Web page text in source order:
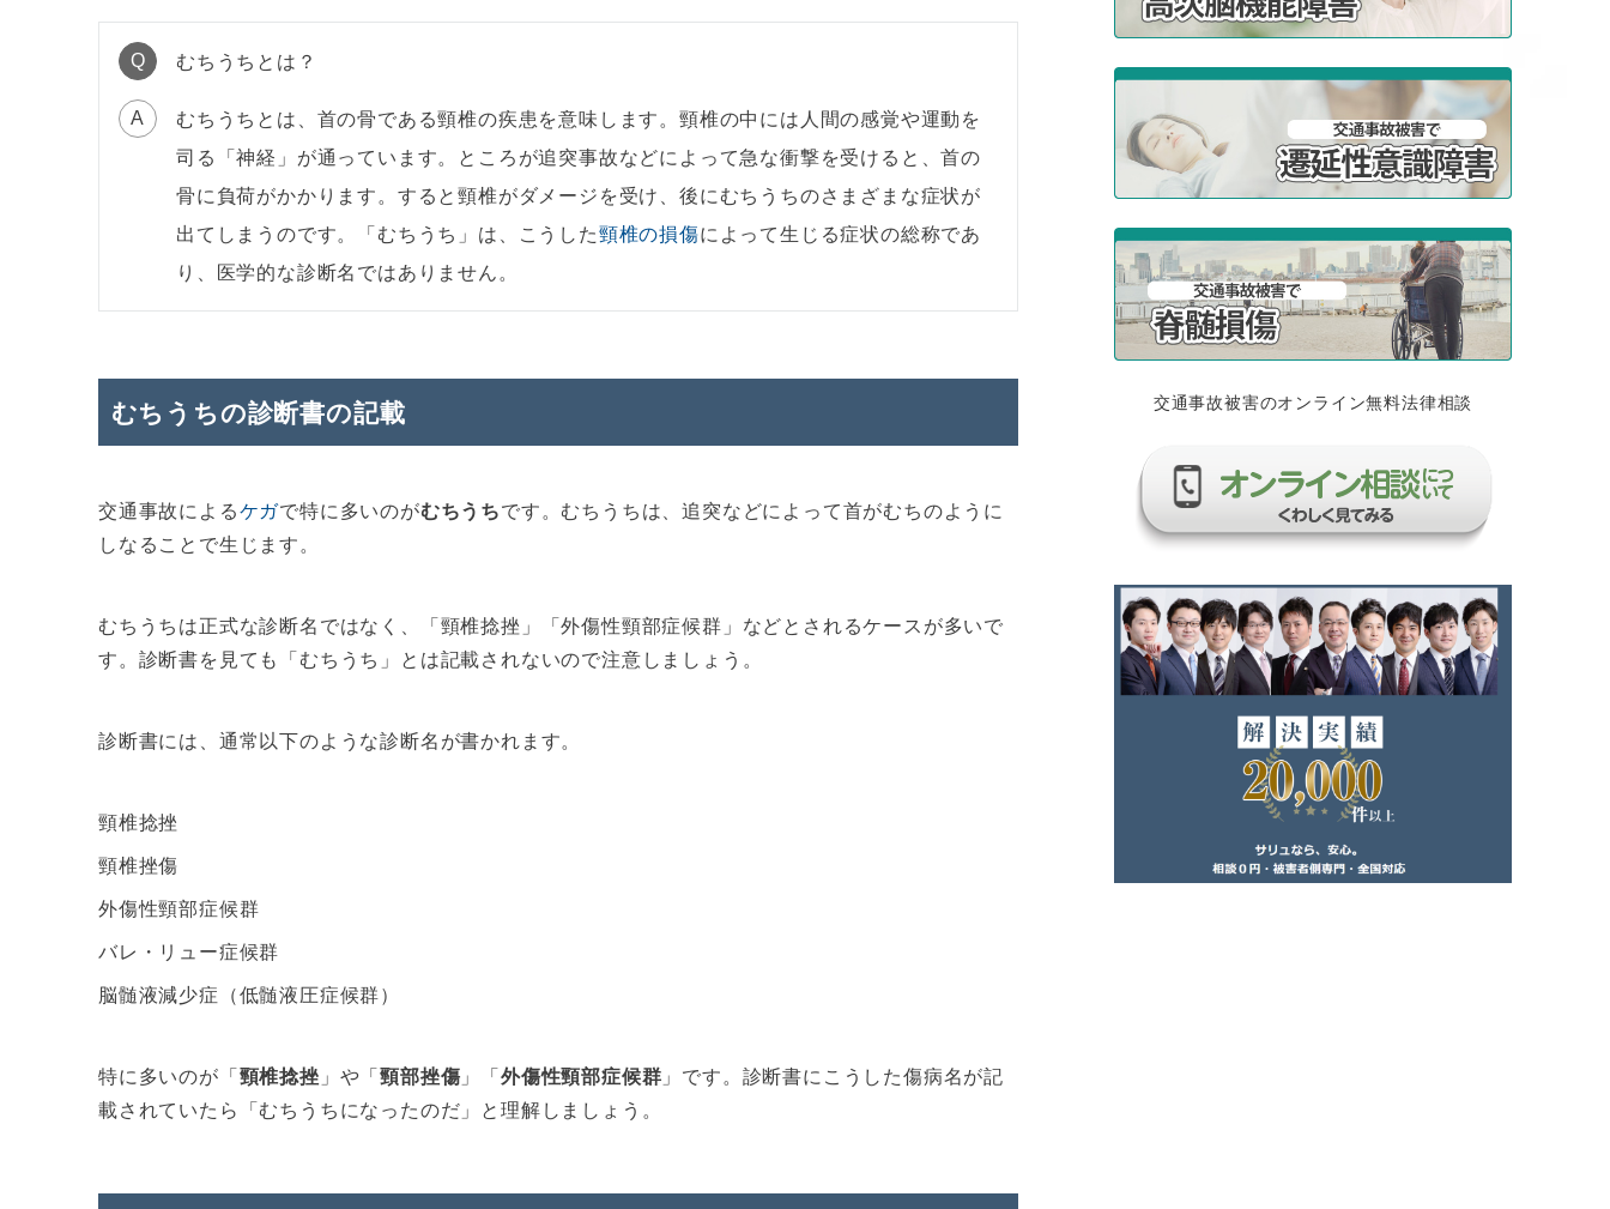
Q むちうちとは？
A
むちうちとは、首の骨である頸椎の疾患を意味します。頸椎の中には人間の感覚や運動を
司る「神経」が通っています。ところが追突事故などによって急な衝撃を受けると、首の
骨に負荷がかかります。すると頸椎がダメージを受け、後にむちうちのさまざまな症状が
出てしまうのです。「むちうち」は、こうした頸椎の損傷によって生じる症状の総称であ
り、医学的な診断名ではありません。
むちうちの診断書の記載
交通事故によるケガで特に多いのがむちうちです。むちうちは、追突などによって首がむちのように
しなることで生じます。
むちうちは正式な診断名ではなく、「頸椎捻挫」「外傷性頸部症候群」などとされるケースが多いで
す。診断書を見ても「むちうち」とは記載されないので注意しましょう。
診断書には、通常以下のような診断名が書かれます。
頸椎捻挫
頸椎挫傷
外傷性頸部症候群
バレ・リュー症候群
脳髄液減少症（低髄液圧症候群）
特に多いのが「頸椎捻挫 」や「頸部挫傷 」「外傷性頸部症候群 」です。診断書にこうした傷病名が記
載されていたら「むちうちになったのだ」と理解しましょう。
交通事故被害のオンライン無料法律相談